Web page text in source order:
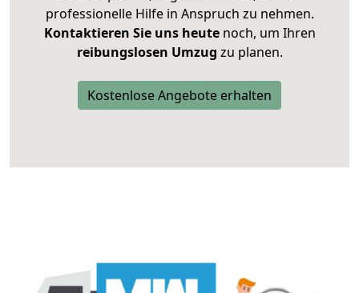
professionelle Hilfe in Anspruch zu nehmen.
Kontaktieren Sie uns heutenoch, um Ihren
reibungslosen Umzug zu planen.
Kostenlose Angebote erhalten